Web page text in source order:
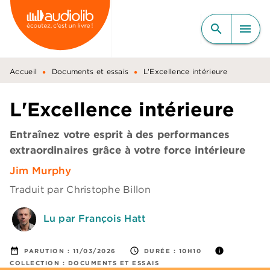
MENU RECHERCHE
CONTENU
PIED DE PAGE
search menu
Accueil • Documents et essais • L'Excellence intérieure
L'Excellence intérieure
Entraînez votre esprit à des performances
extraordinaires grâce à votre force intérieure
Jim Murphy
Traduit par Christophe Billon
Lu par François Hatt
date_range PARUTION : 11/03/2026 access_time DURÉE : 10H10 info
COLLECTION : DOCUMENTS ET ESSAIS